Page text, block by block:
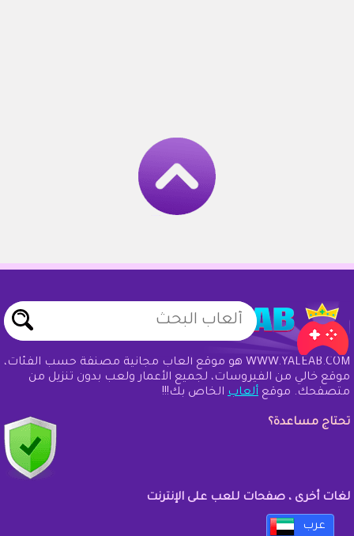
WWW.YALEAB.COM هو موقع ألعاب مجانية مصنفة حسب الفئات،
موقع خالي من الفيروسات، لجميع الأعمار ولعب بدون تنزيل من
متصفحك. موقع ألعاب الخاص بك!!!
تحتاج مساعدة؟
لغات أخرى ، صفحات للعب على الإنترنت
عرب